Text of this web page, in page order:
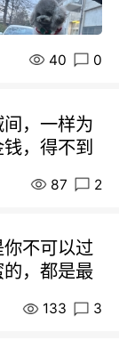
40 0
，一样为
，得不到
87 2
不可以过
，都是最
133 3